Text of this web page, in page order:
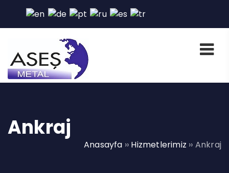
Ankraj
Anasayfa ›› Hizmetlerimiz ›› Ankraj